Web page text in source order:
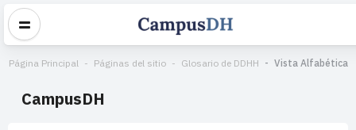
Página Principal Páginas del sitio Glosario de DDHH Vista Alfabética
CampusDH